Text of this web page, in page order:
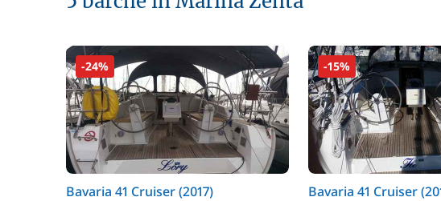
-24%
Bavaria 41 Cruiser (2017)
-15%
Bavaria 41 Cruiser